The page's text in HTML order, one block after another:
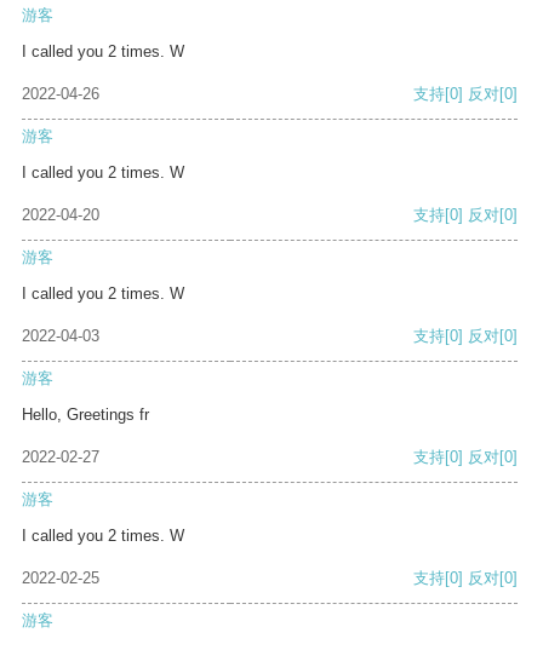
游客
I called you 2 times. W
2022-04-26 支持[0] 反对[0]
游客
I called you 2 times. W
2022-04-20 支持[0] 反对[0]
游客
I called you 2 times. W
2022-04-03 支持[0] 反对[0]
游客
Hello, Greetings fr
2022-02-27 支持[0] 反对[0]
游客
I called you 2 times. W
2022-02-25 支持[0] 反对[0]
游客